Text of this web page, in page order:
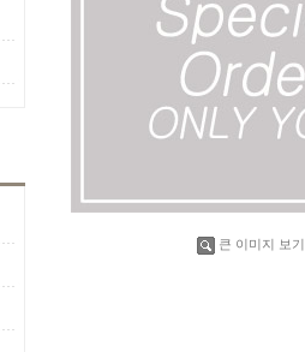
큰 이미지 보기